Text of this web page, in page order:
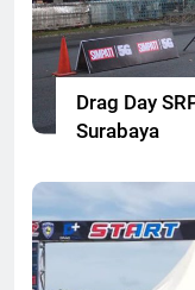
Drag Day
Surabaya